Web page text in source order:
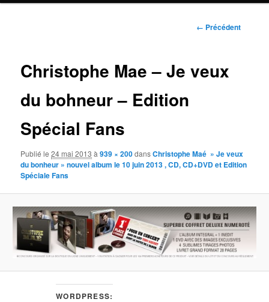
Navigation
← Précédent
Christophe Mae – Je veux
du bohneur – Edition
Spécial Fans
Publié le24 mai 2013 à939 × 200dansChristophe Maé » Je veux
du bonheur » nouvel album le 10 juin 2013 , CD, CD+DVD et Edition
Spéciale Fans
WORDPRESS: